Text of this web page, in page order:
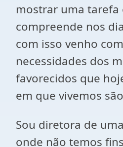
mostrar uma tarefa
compreende nos
com isso venho
necessidades dos
favorecidos que
em que vivemos
Sou diretora de
onde não temos